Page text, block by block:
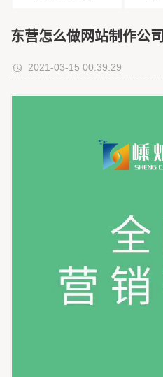
东营怎么做网站制作公司
2021-03-15 00:39:29